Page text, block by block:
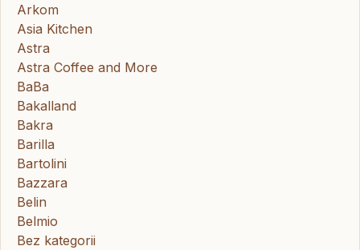
Arkom
Asia Kitchen
Astra
Astra Coffee and More
BaBa
Bakalland
Bakra
Barilla
Bartolini
Bazzara
Belin
Belmio
Bez kategorii